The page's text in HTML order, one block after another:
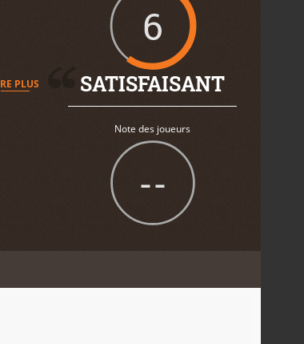
PLUS
6
SATISFAISANT
Note des joueurs
--